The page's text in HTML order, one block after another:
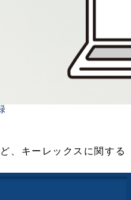
、キーレックスに関する